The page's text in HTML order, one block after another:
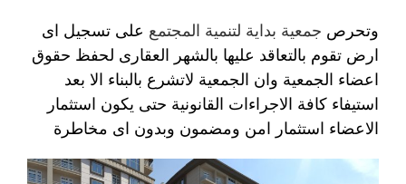
وتحرص جمعية بداية لتنمية المجتمع على تسجيل اى
ارض تقوم بالتعاقد عليها بالشهر العقارى لحفظ حقوق
اعضاء الجمعية وان الجمعية لاتشرع بالبناء الا بعد
استيفاء كافة الاجراءات القانونية حتى يكون استثمار
الاعضاء استثمار امن ومضمون وبدون اى مخاطرة